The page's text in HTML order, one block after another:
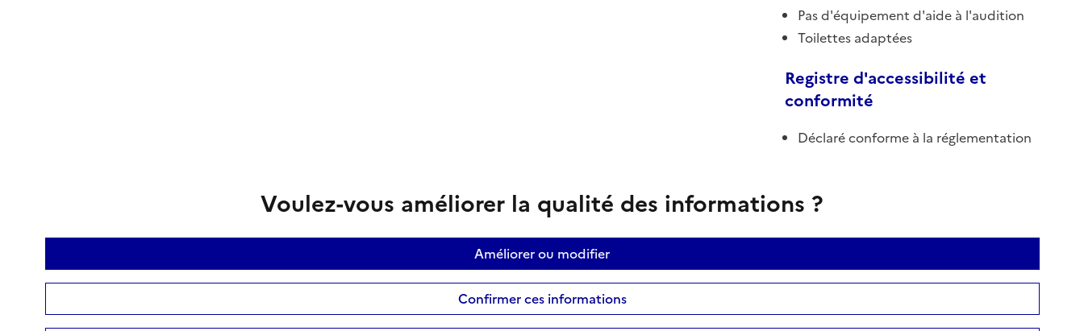
Pas d'équipement d'aide à l'audition
Toilettes adaptées
Registre d'accessibilité et
conformité
Déclaré conforme à la réglementation
Voulez-vous améliorer la qualité des informations ?
Améliorer ou modifier
Confirmer ces informations